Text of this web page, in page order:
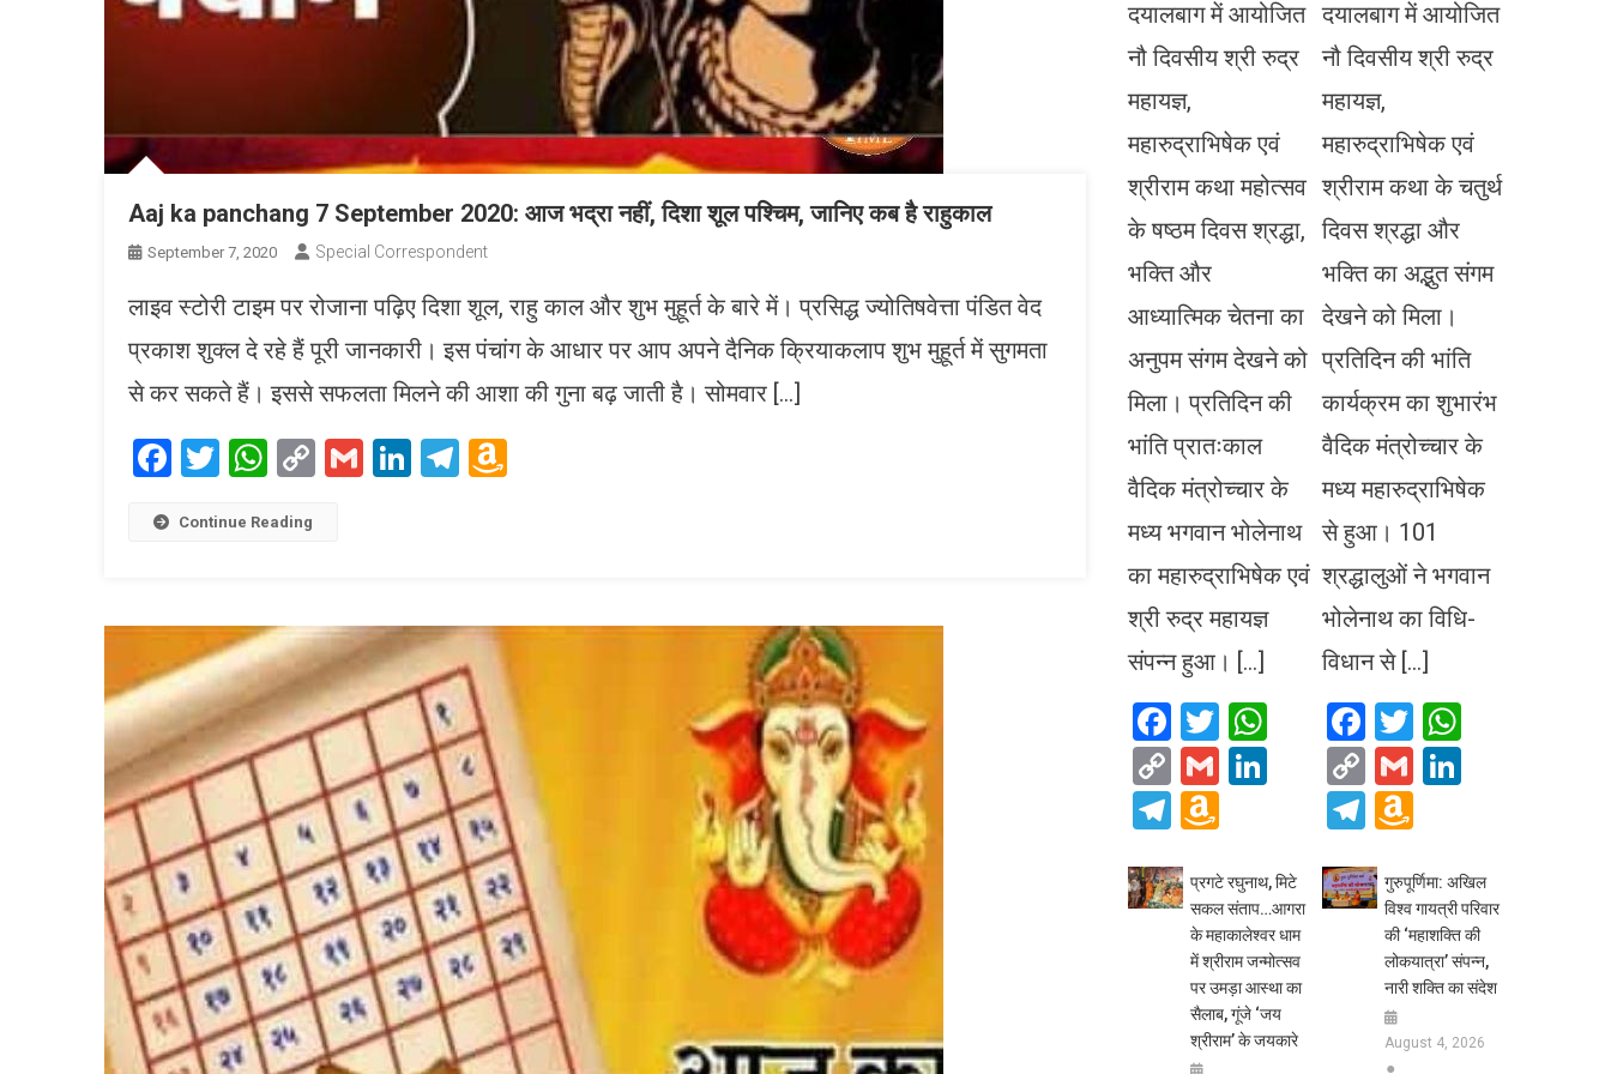
Aaj ka panchang 7 September 2020: आज भद्रा नहीं, दिशा शूल पश्चिम, जानिए कब है राहुकाल
September 7, 2020 Special Correspondent
लाइव स्टोरी टाइम पर रोजाना पढ़िए दिशा शूल, राहु काल और शुभ मुहूर्त के बारे में। प्रसिद्ध ज्योतिषवेत्ता पंडित वेद
प्रकाश शुक्ल दे रहे हैं पूरी जानकारी। इस पंचांग के आधार पर आप अपने दैनिक क्रियाकलाप शुभ मुहूर्त में सुगमता
से कर सकते हैं। इससे सफलता मिलने की आशा की गुना बढ़ जाती है। सोमवार […]
Facebook
Twitter
WhatsApp
CopyGmailLinkedIn
Telegram
Continue Reading
दयालबाग में आयोजित
नौ दिवसीय श्री रुद्र
महायज्ञ,
महारुद्राभिषेक एवं
श्रीराम कथा महोत्सव
के षष्ठम दिवस श्रद्धा,
भक्ति और
आध्यात्मिक चेतना का
अनुपम संगम देखने को
मिला। प्रतिदिन की
भांति प्रातःकाल
वैदिक मंत्रोच्चार के
मध्य भगवान भोलेनाथ
का महारुद्राभिषेक एवं
श्री रुद्र महायज्ञ
संपन्न हुआ। […]
Facebook
TwitterWhatsApp
Copy
Link
GmailLinkedIn
Telegram
Amazon
List
दयालबाग में आयोजित
नौ दिवसीय श्री रुद्र
महायज्ञ,
महारुद्राभिषेक एवं
श्रीराम कथा के चतुर्थ
दिवस श्रद्धा और
भक्ति का अद्भुत संगम
देखने को मिला।
प्रतिदिन की भांति
कार्यक्रम का शुभारंभ
वैदिक मंत्रोच्चार के
मध्य महारुद्राभिषेक
से हुआ। 101
श्रद्धालुओं ने भगवान
भोलेनाथ का विधि-
विधान से […]
Facebook
Twitter
Copy
Link
Gmail
Telegram
List
प्रगटे रघुनाथ, मिटे
सकल संताप…आगरा
के महाकालेश्वर धाम
में श्रीराम जन्मोत्सव
पर उमड़ा आस्था का
सैलाब, गूंजे ‘जय
श्रीराम’ के जयकारे
गुरुपूर्णिमा: अखिल
विश्व गायत्री परिवार
की ‘महाशक्ति की
लोकयात्रा’ संपन्न,
नारी शक्ति का संदेश
August 4, 2026